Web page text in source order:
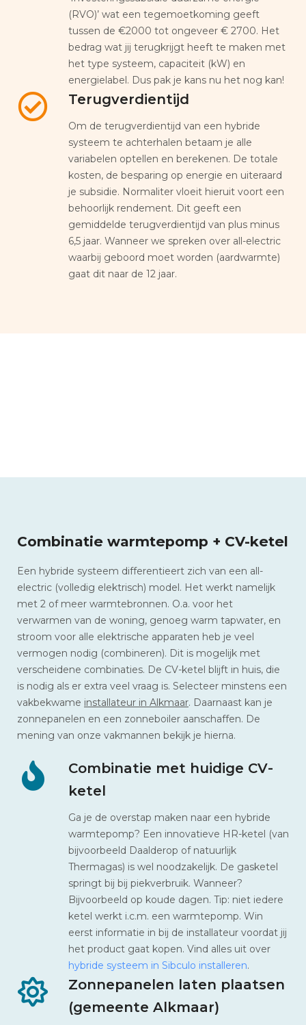
(RVO)’ wat een tegemoetkoming geeft
tussen de €2000 tot ongeveer € 2700. Het
bedrag wat jij terugkrijgt heeft te maken met
het type systeem, capaciteit (kW) en
energielabel. Dus pak je kans nu het nog kan!
Terugverdientijd
Om de terugverdientijd van een hybride
systeem te achterhalen betaam je alle
variabelen optellen en berekenen. De totale
kosten, de besparing op energie en uiteraard
je subsidie. Normaliter vloeit hieruit voort een
behoorlijk rendement. Dit geeft een
gemiddelde terugverdientijd van plus minus
6,5 jaar. Wanneer we spreken over all-electric
waarbij geboord moet worden (aardwarmte)
gaat dit naar de 12 jaar.
Combinatie warmtepomp + CV-ketel
Een hybride systeem differentieert zich van een all-
electric (volledig elektrisch) model. Het werkt namelijk
met 2 of meer warmtebronnen. O.a. voor het
verwarmen van de woning, genoeg warm tapwater, en
stroom voor alle elektrische apparaten heb je veel
vermogen nodig (combineren). Dit is mogelijk met
verscheidene combinaties. De CV-ketel blijft in huis, die
is nodig als er extra veel vraag is. Selecteer minstens een
vakbekwame installateur in Alkmaar. Daarnaast kan je
zonnepanelen en een zonneboiler aanschaffen. De
mening van onze vakmannen bekijk je hierna.
Combinatie met huidige CV-
ketel
Ga je de overstap maken naar een hybride
warmtepomp? Een innovatieve HR-ketel (van
bijvoorbeeld Daalderop of natuurlijk
Thermagas) is wel noodzakelijk. De gasketel
springt bij bij piekverbruik. Wanneer?
Bijvoorbeeld op koude dagen. Tip: niet iedere
ketel werkt i.c.m. een warmtepomp. Win
eerst informatie in bij de installateur voordat jij
het product gaat kopen. Vind alles uit over
hybride systeem in Sibculo installeren.
Zonnepanelen laten plaatsen
(gemeente Alkmaar)